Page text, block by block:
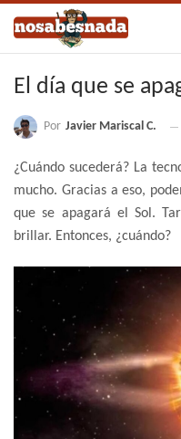
El día que se
Por Javier Mariscal C.
¿Cuándo sucederá? La
mucho. Gracias a eso,
que se apagará el Sol.
brillar. Entonces, ¿cuándo?